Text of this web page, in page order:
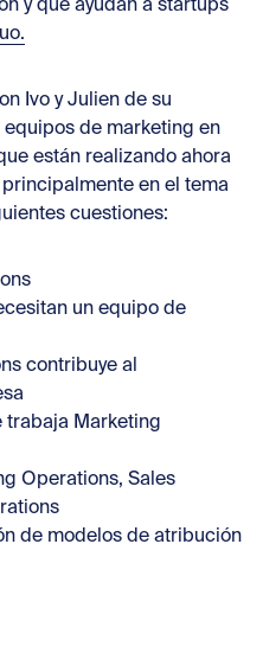
y que ayudan a startups
Ivo y Julien de su
de marketing en
están realizando ahora
en el tema
cuestiones:
un equipo de
contribuye al
trabaja Marketing
Operations, Sales
de modelos de atribución